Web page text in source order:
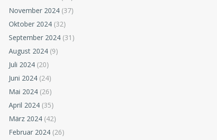
November 2024 (37)
Oktober 2024 (32)
September 2024 (31)
August 2024 (9)
Juli 2024 (20)
Juni 2024 (24)
Mai 2024 (26)
April 2024 (35)
März 2024 (42)
Februar 2024 (26)